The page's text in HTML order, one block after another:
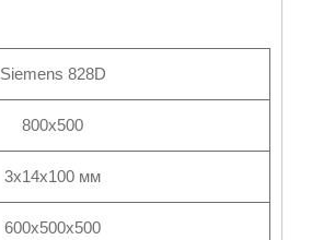
Siemens 828D
800х500
3х14х100 мм
600х500х500